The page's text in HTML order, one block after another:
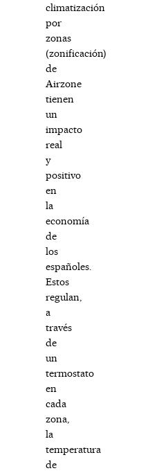
climatización
por
zonas
(zonificación)
de
Airzone
tienen
un
impacto
real
y
positivo
en
la
economía
de
los
españoles.
Estos
regulan,
a
través
de
un
termostato
en
cada
zona,
la
temperatura
de